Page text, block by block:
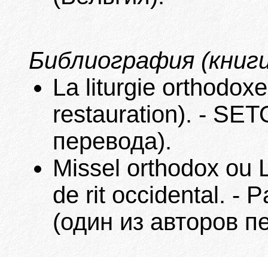
Библиография
La liturgie
restauration). -
перевода).
Missel orthodox ou
de rit occidental. -
(один из авторов